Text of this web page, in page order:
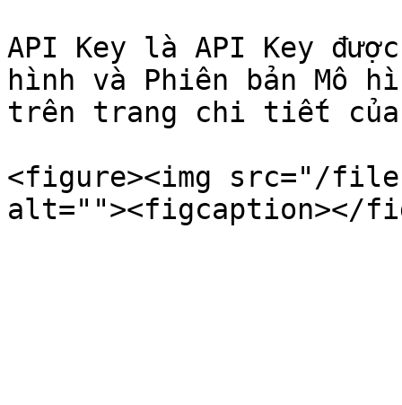
API Key là API Key
hình và Phiên bản Mô
trên trang chi tiết của
<figure><img src="/files/